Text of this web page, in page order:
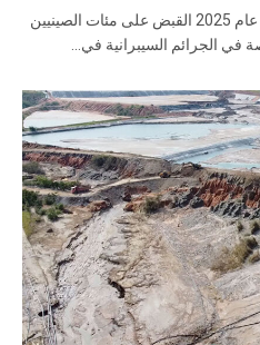
ألقت السلطات النيجيرية منذ حلول عام 2025 القبض على مئات الصينيين
الجرائم السيبرانية في…